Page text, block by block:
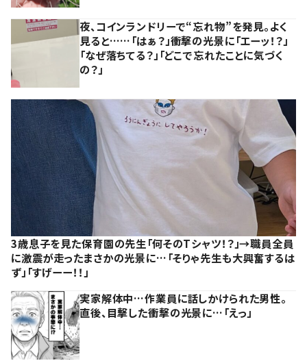
夜、コインランドリーで“忘れ物”を発見。よく
見ると……「はぁ？」衝撃の光景に「エーッ！？」
「なぜ落ちてる？」「どこで忘れたことに気づく
の？」
3歳息子を見た保育園の先生「何そのTシャツ！？」→職員全員
に激震が走ったまさかの光景に…「そりゃ先生も大興奮するは
ず」「すげーー！！」
実家解体中…作業員に話しかけられた男性。
直後、目撃した衝撃の光景に…「えっ」